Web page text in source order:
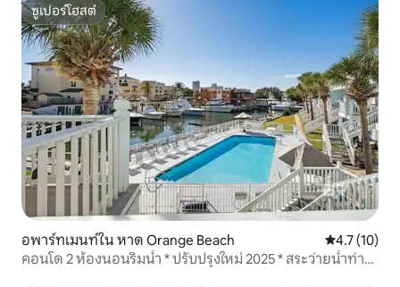
ซูเปอร์โฮสต์
ซูเปอร์โฮสต์
อพาร์ทเมนท์ใน หาด Orange Beach คะแนนเฉลี่ย
4.7 (10)
คอนโด 2 ห้องนอนริมน้ำ * ปรับปรุงใหม่ 2025 * สระว่ายน้ำท่า